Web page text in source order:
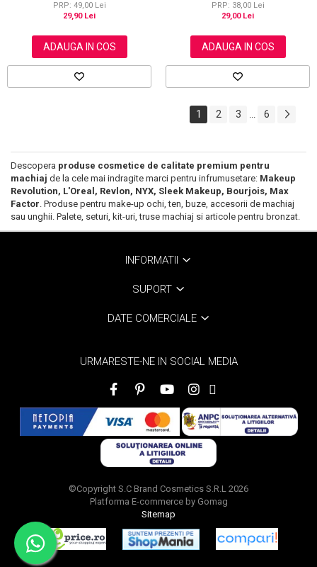
PRP: 49,00 Lei
29,90 Lei
ADAUGA IN COS
PRP: 38,00 Lei
29,00 Lei
ADAUGA IN COS
1 2 3 ... 6
Descopera produse cosmetice de calitate premium pentru
machiaj de la cele mai indragite marci pentru infrumusetare: Makeup
Revolution, L'Oreal, Revlon, NYX, Sleek Makeup, Bourjois, Max
Factor. Produse pentru make-up ochi, ten, buze, accesorii de machiaj
sau unghii. Palete, seturi, kit-uri, truse machiaj si articole pentru bronzat.
INFORMATII
SUPORT
DATE COMERCIALE
URMARESTE-NE IN SOCIAL MEDIA
©Copyright S.C Brand Cosmetics S.R.L 2026
Platforma E-commerce by Gomag
Sitemap